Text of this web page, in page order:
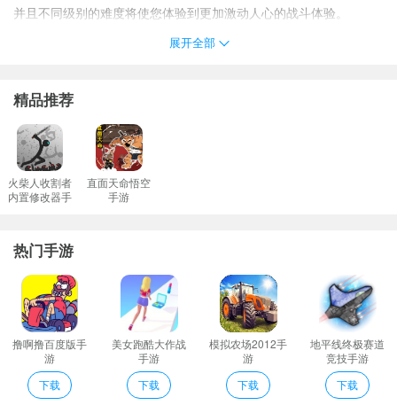
并且不同级别的难度将使您体验到更加激动人心的战斗体验。
无限空战更加逼真的D飞行游戏快来看看吧。这里有震撼真实的配音
供您解锁!
用各种各样的武器对敌人发起进攻用你高超的非此那个技巧赢得这
场战争的胜利。
完成游戏进度可以解锁更多的玩法模式。
无限空战说明
2、无限空战人类复仇招募和训练您的军队战略性地计划防御措施。
3、游戏中玩家可以完成各种不同的游戏任务来获取游戏奖励。
4、•通过我们的传奇地图完成关卡赢得星星并取得进步
5、各种炫酷的战机都能解锁不同的款式和型号能够帮助你完成不一
样的刺激任务；
6、简单轻松的游戏方式玩家可以随时随地的开始一局游戏。
7、利用手指点击的方式能轻松完成闯关任务。
展开全部
精品推荐
火柴人收割者
内置修改器手
直面天命悟空
手游
热门手游
撸啊撸百度版手
游
下载
美女跑酷大作战
手游
下载
模拟农场2012手
游
下载
地平线终极赛道
竞技手游
下载